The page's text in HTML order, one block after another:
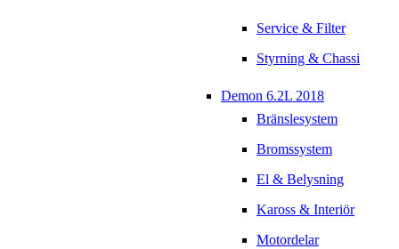
Service & Filter
Styrning & Chassi
Demon 6.2L 2018
Bränslesystem
Bromssystem
El & Belysning
Kaross & Interiör
Motordelar